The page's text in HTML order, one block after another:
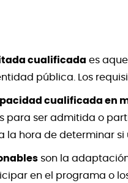
cualificada es
pública. Los
cualificada en
para ser admitida o
la hora de determinar
son la
en el programa o